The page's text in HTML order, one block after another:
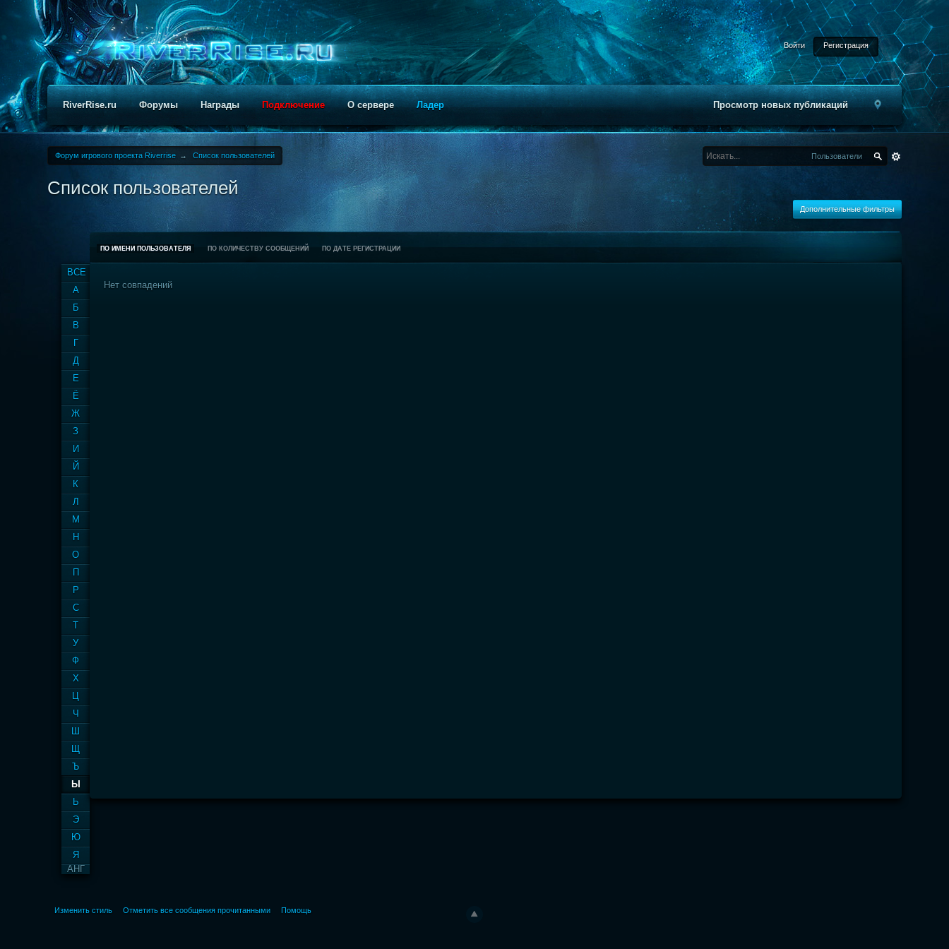
Войти Регистрация
Просмотр новых публикаций
RiverRise.ru Форумы Награды Подключение О сервере Ладер
Форум игрового проекта Riverrise → Список пользователей Пользователи
Список пользователей
Дополнительные фильтры
ВСЕ
А
Б
В
Г
Д
Е
Ё
Ж
З
И
Й
К
Л
М
Н
О
П
Р
С
Т
У
Ф
Х
Ц
Ч
Ш
Щ
Ъ
Ы
Ь
Э
Ю
Я
АНГ
ПО ИМЕНИ ПОЛЬЗОВАТЕЛЯ ПО КОЛИЧЕСТВУ СООБЩЕНИЙ ПО ДАТЕ РЕГИСТРАЦИИ
Нет совпадений
Изменить стиль Отметить все сообщения прочитанными Помощь